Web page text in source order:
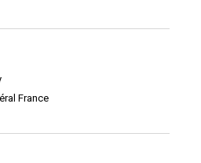
France